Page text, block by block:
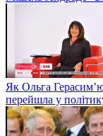
Як Ольга
перейшла у